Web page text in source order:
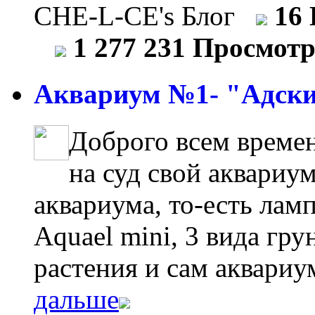
CHE-L-CE's Блог
16
1 277 231
Аквариум №1-
Доброго всем
на суд свой
аквариума, то-есть
Aquael mini, 3 вида
растения и сам
дальше